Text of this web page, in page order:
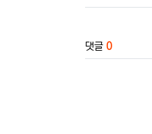
댓글 0